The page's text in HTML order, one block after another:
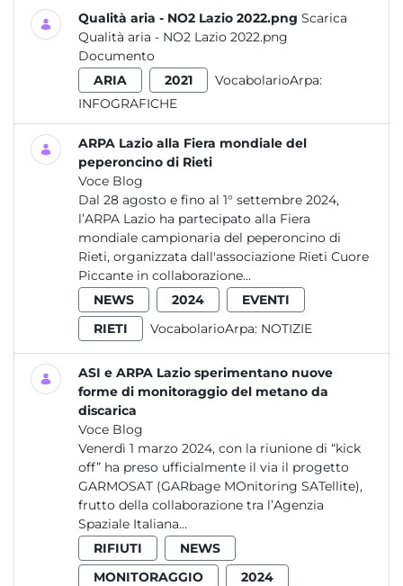
Qualità aria - NO2 Lazio 2022.png Scarica
Qualità aria - NO2 Lazio 2022.png
Documento
ARIA
2021
VocabolarioArpa:
INFOGRAFICHE
ARPA Lazio alla Fiera mondiale del
peperoncino di Rieti
Voce Blog
Dal 28 agosto e fino al 1° settembre 2024,
l’ARPA Lazio ha partecipato alla Fiera
mondiale campionaria del peperoncino di
Rieti, organizzata dall'associazione Rieti Cuore
Piccante in collaborazione...
NEWS
2024
EVENTI
RIETI
VocabolarioArpa: NOTIZIE
ASI e ARPA Lazio sperimentano nuove
forme di monitoraggio del metano da
discarica
Voce Blog
Venerdì 1 marzo 2024, con la riunione di “kick
off” ha preso ufficialmente il via il progetto
GARMOSAT (GARbage MOnitoring SATellite),
frutto della collaborazione tra l’Agenzia
Spaziale Italiana...
RIFIUTI
NEWS
MONITORAGGIO
2024